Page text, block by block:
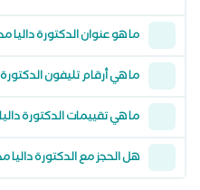
ما هو عنوان الدكتورة
ما هي أرقام تليفون
ما هي تقييمات الدكتورة
هل الحجز مع الدكتورة